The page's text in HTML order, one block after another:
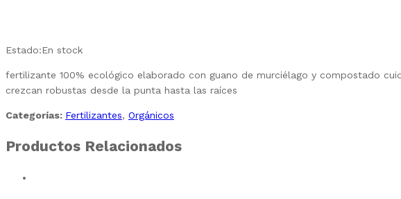
Estado:En stock
fertilizante 100% ecológico elaborado con guano de murciélago y compostado
crezcan robustas desde la punta hasta las raíces
Categorías: Fertilizantes, Orgánicos
Productos Relacionados